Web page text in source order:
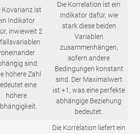
Kovarianz ist
Indikator
inwieweit 2
sind.
höhere Zahl
eine
höhere
Die Korrelation ist ein
Indikator dafür, wie
stark diese beiden
Variablen
zusammenhängen,
sofern andere
Bedingungen konstant
sind. Der Maximalwert
ist +1, was eine perfekte
abhängige Beziehung
bedeutet.
Die Korrelation liefert ein